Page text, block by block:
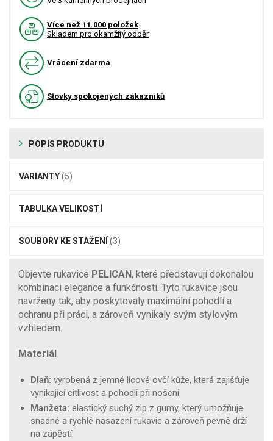
Více než 11.000 položek
Skladem pro okamžitý odběr
Vrácení zdarma
Stovky spokojených zákazníků
POPIS PRODUKTU
VARIANTY(5)
TABULKA VELIKOSTÍ
SOUBORY KE STAŽENÍ (3)
Objevte rukavice PELICAN, které představují dokonalou
kombinaci elegance a funkčnosti. Tyto rukavice jsou
navrženy tak, aby poskytovaly maximální pohodlí a
ochranu při práci, a zároveň vynikaly svým stylovým
vzhledem.
Materiál
Dlaň: vyrobená z jemné lícové ovčí kůže, která zajišťuje
vynikající citlivost a pohodlí při nošení.
Manžeta: elastický suchý zip z gumy, který umožňuje
snadné a rychlé nasazení rukavic a zároveň pevně drží
na zápěstí.